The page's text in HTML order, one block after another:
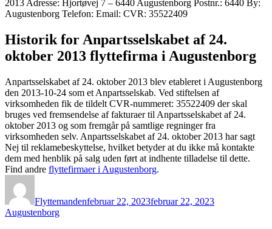
2013 Adresse: Hjortøvej 7 – 6440 Augustenborg Postnr.: 6440 By:
Augustenborg Telefon: Email: CVR: 35522409
Historik for Anpartsselskabet af 24.
oktober 2013 flyttefirma i Augustenborg
Anpartsselskabet af 24. oktober 2013 blev etableret i Augustenborg
den 2013-10-24 som et Anpartsselskab. Ved stiftelsen af
virksomheden fik de tildelt CVR-nummeret: 35522409 der skal
bruges ved fremsendelse af fakturaer til Anpartsselskabet af 24.
oktober 2013 og som fremgår på samtlige regninger fra
virksomheden selv. Anpartsselskabet af 24. oktober 2013 har sagt
Nej til reklamebeskyttelse, hvilket betyder at du ikke må kontakte
dem med henblik på salg uden ført at indhente tilladelse til dette.
Find andre flyttefirmaer i Augustenborg.
Flyttemandenfebruar 22, 2023februar 22, 2023
Augustenborg